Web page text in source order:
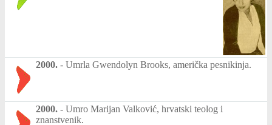
2000. - Umrla Gwendolyn Brooks, američka pesnikinja.
2000. - Umro Marijan Valković, hrvatski teolog i
znanstvenik.